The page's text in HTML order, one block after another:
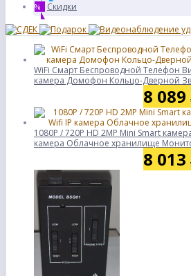
% Скидки
WiFi Смарт Беспроводной Телефон
камера Домофон Кольцо-Дверной
8 089
1080P / 720P HD 2MP Mini Smart
камера Облачное хранилище
8 013